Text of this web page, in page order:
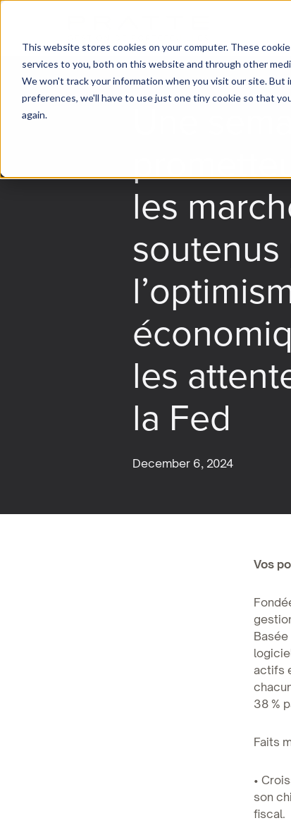
This website stores cookies on your computer. These
services to you, both on this website and through other
We won't track your information when you visit our site. But
preferences, we'll have to use just one tiny cookie so that
again.
Une
les
soutenus
les
la Fed
December 6, 2024
Vos
actifs
38 %
Faits
•
son
fiscal.